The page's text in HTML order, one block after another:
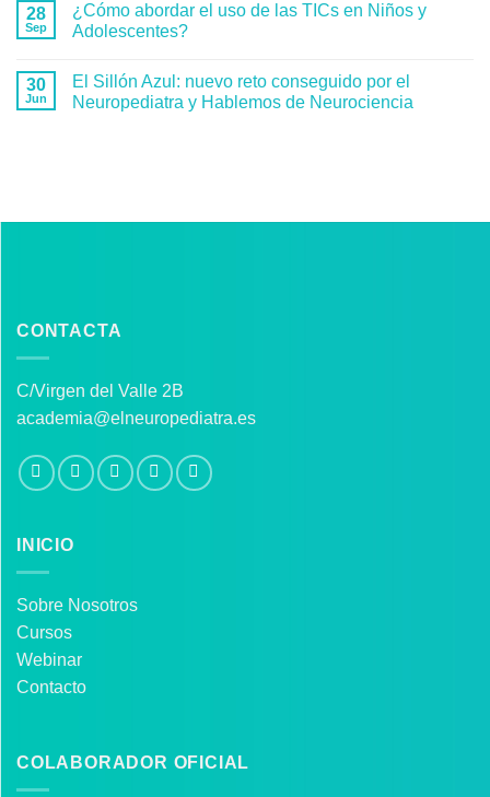
28
Sep
¿Cómo abordar el uso de las TICs en Niños y
Adolescentes?
30
Jun
El Sillón Azul: nuevo reto conseguido por el
Neuropediatra y Hablemos de Neurociencia
CONTACTA
C/Virgen del Valle 2B
academia@elneuropediatra.es
INICIO
Sobre Nosotros
Cursos
Webinar
Contacto
COLABORADOR OFICIAL